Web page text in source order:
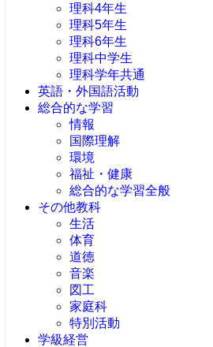
理科4年生
理科5年生
理科6年生
理科中学生
理科学年共通
英語・外国語活動
総合的な学習
情報
国際理解
環境
福祉・健康
総合的な学習全般
その他教科
生活
体育
道徳
音楽
図工
家庭科
特別活動
学級経営